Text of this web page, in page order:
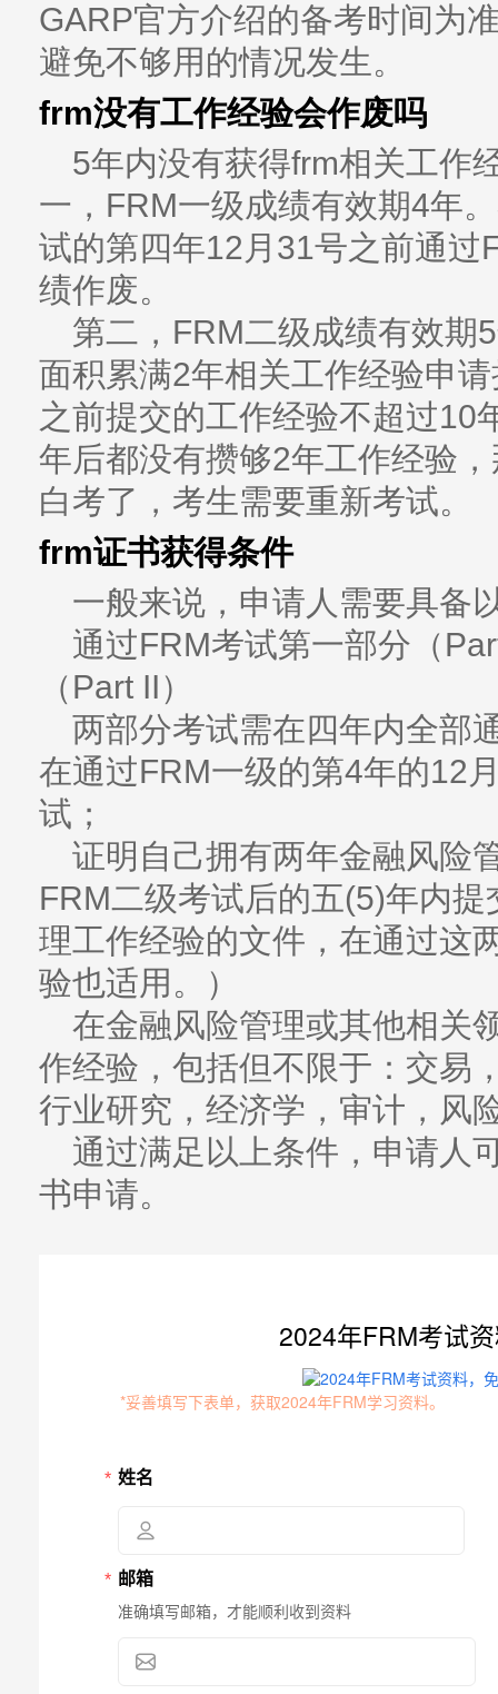
GARP官方介绍的备考时间为
避免不够用的情况发生。
frm没有工作经验会作废吗
5年内没有获得frm相关工作
一，FRM一级成绩有效期4年
试的第四年12月31号之前通过
绩作废。
第二，FRM二级成绩有效期
面积累满2年相关工作经验申
之前提交的工作经验不超过10
年后都没有攒够2年工作经验
白考了，考生需要重新考试。
frm证书获得条件
一般来说，申请人需要具备
通过FRM考试第一部分（
（Part II）
两部分考试需在四年内全部
在通过FRM一级的第4年的12
试；
证明自己拥有两年金融风险
FRM二级考试后的五(5)年内
理工作经验的文件，在通过这
验也适用。）
在金融风险管理或其他相关
作经验，包括但不限于：交易
行业研究，经济学，审计，风
通过满足以上条件，申请人
书申请。